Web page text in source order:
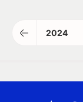
2024